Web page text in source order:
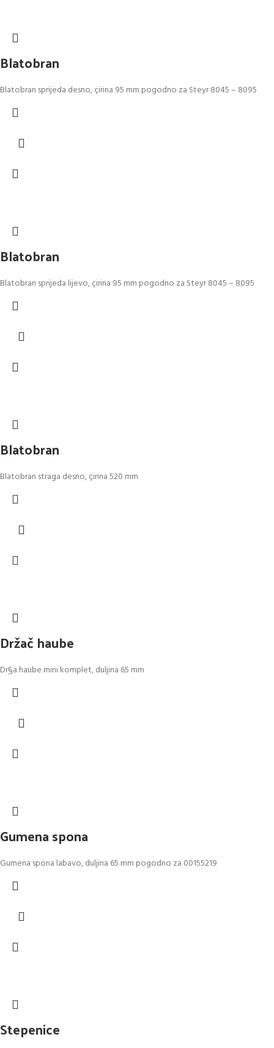
Blatobran
Blatobran sprijeda desno, çirina 95 mm pogodno za Steyr 8045 – 8095
Blatobran
Blatobran sprijeda lijevo, çirina 95 mm pogodno za Steyr 8045 – 8095
Blatobran
Blatobran straga desno, çirina 520 mm
Držač haube
Dr§a haube mini komplet, duljina 65 mm
Gumena spona
Gumena spona labavo, duljina 65 mm pogodno za 00155219
Stepenice